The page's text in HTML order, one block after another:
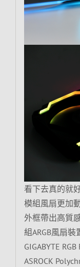
看下去真的就
模組風扇更加
外框帶出高質
組ARGB風扇裝
GIGABYTE
ASROCK